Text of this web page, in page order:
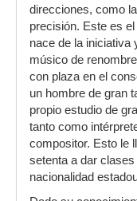
direcciones, como
precisión. Este es
nace de la iniciativa
músico de
con plaza en el
un hombre de gran
propio estudio de
tanto como
compositor. Esto le
setenta a dar
nacionalidad